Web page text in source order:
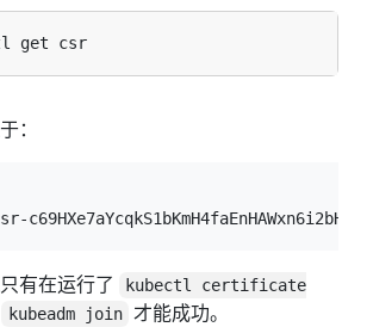
：
有在运行了
kubectl certificate
kubeadm join 才能成功。